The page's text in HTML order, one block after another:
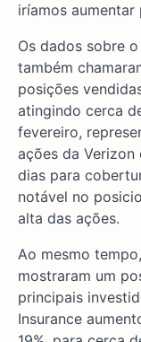
iríamos aumentar
Os dados sobre
também
posições
atingindo cerca
fevereiro,
ações da
dias para
notável no
alta das ações.
Ao mesmo
mostraram um
principais
Insurance